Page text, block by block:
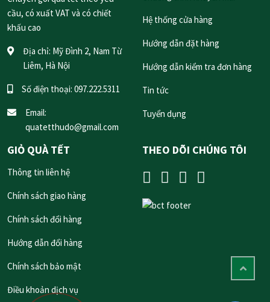
cầu, có xuất VAT và có chiết
khấu cao
Địa chỉ: Mỹ Đình 2, Nam Từ
Liêm, Hà Nội
Số điện thoại: 097.222.5311
Email:
quatetthudo@gmail.com
Hệ thống cửa hàng
Hướng dẫn đặt hàng
Hướng dẫn kiểm tra đơn hàng
Tin tức
Tuyển dụng
GIỎ QUÀ TẾT
Thông tin liên hệ
Chính sách giao hàng
Chính sách đổi hàng
Hướng dẫn đổi hàng
Chính sách bảo mật
Điều khoản dịch vụ
THEO DÕI CHÚNG TÔI